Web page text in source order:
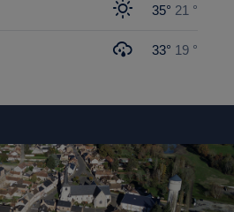
35° 21 °
33° 19 °